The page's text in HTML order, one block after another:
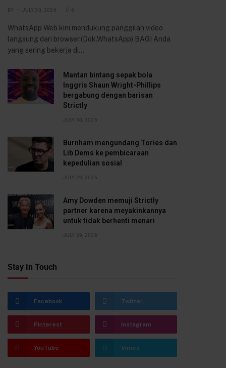
BY JULY 30, 2026 6
WhatsApp Web kini mendukung panggilan video
langsung dari browser.(Dok.WhatsApp) BAGI Anda
yang sering bekerja di…
Mantan bintang sepak bola
Inggris Shaun Wright-Phillips
bergabung dengan barisan
Strictly
JULY 30, 2026
Burnham mengundang Tories dan
Lib Dems ke pembicaraan
kepedulian sosial
JULY 29, 2026
Amy Dowden memuji Strictly
partner karena meyakinkannya
untuk tidak berhenti menari
JULY 29, 2026
Stay In Touch
Facebook Twitter
Pinterest Instagram
YouTube Vimeo